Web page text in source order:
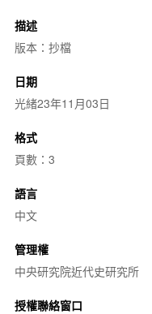
描述
版本：抄檔
日期
光緒23年11月03日
格式
頁數：3
語言
中文
管理權
中央研究院近代史研究所
授權聯絡窗口